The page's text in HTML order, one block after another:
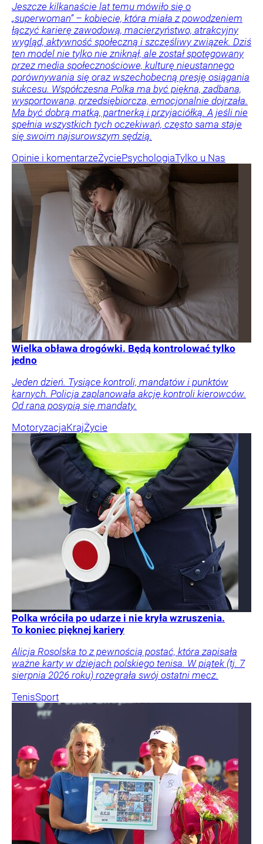
Jeszcze kilkanaście lat temu mówiło się o
„superwoman” – kobiecie, która miała z powodzeniem
łączyć karierę zawodową, macierzyństwo, atrakcyjny
wygląd, aktywność społeczną i szczęśliwy związek. Dziś
ten model nie tylko nie zniknął, ale został spotęgowany
przez media społecznościowe, kulturę nieustannego
porównywania się oraz wszechobecną presję osiągania
sukcesu. Współczesna Polka ma być piękna, zadbana,
wysportowana, przedsiębiorcza, emocjonalnie dojrzała.
Ma być dobrą matką, partnerką i przyjaciółką. A jeśli nie
spełnia wszystkich tych oczekiwań, często sama staje
się swoim najsurowszym sędzią.
Opinie i komentarzeŻyciePsychologiaTylko u Nas
Wielka obława drogówki. Będą kontrolować tylko
jedno
Jeden dzień. Tysiące kontroli, mandatów i punktów
karnych. Policja zaplanowała akcję kontroli kierowców.
Od rana posypią się mandaty.
MotoryzacjaKrajŻycie
Polka wróciła po udarze i nie kryła wzruszenia.
To koniec pięknej kariery
Alicja Rosolska to z pewnością postać, która zapisała
ważne karty w dziejach polskiego tenisa. W piątek (tj. 7
sierpnia 2026 roku) rozegrała swój ostatni mecz.
TenisSport